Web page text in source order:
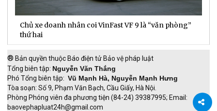
Chủ xe doanh nhân coi VinFast VF 9 là “văn phòng”
thứ hai
® Bản quyền thuộc Báo điện tử Bảo vệ pháp luật
Tổng biên tập: Nguyễn Văn Thắng
Phó Tổng biên tập: Vũ Mạnh Hà, Nguyễn Mạnh Hưng
Tòa soạn: Số 9, Phạm Văn Bạch, Cầu Giấy, Hà Nội.
Phòng Phóng viên đa phương tiện (84-24) 39387995; Email:
baovephapluat24h@gmail.com